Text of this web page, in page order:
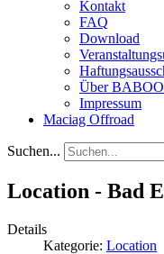
Kontakt
FAQ
Download
Über
Impressum
Maciag Offroad
Suchen...
Location - Bad
Details
Kategorie: Location